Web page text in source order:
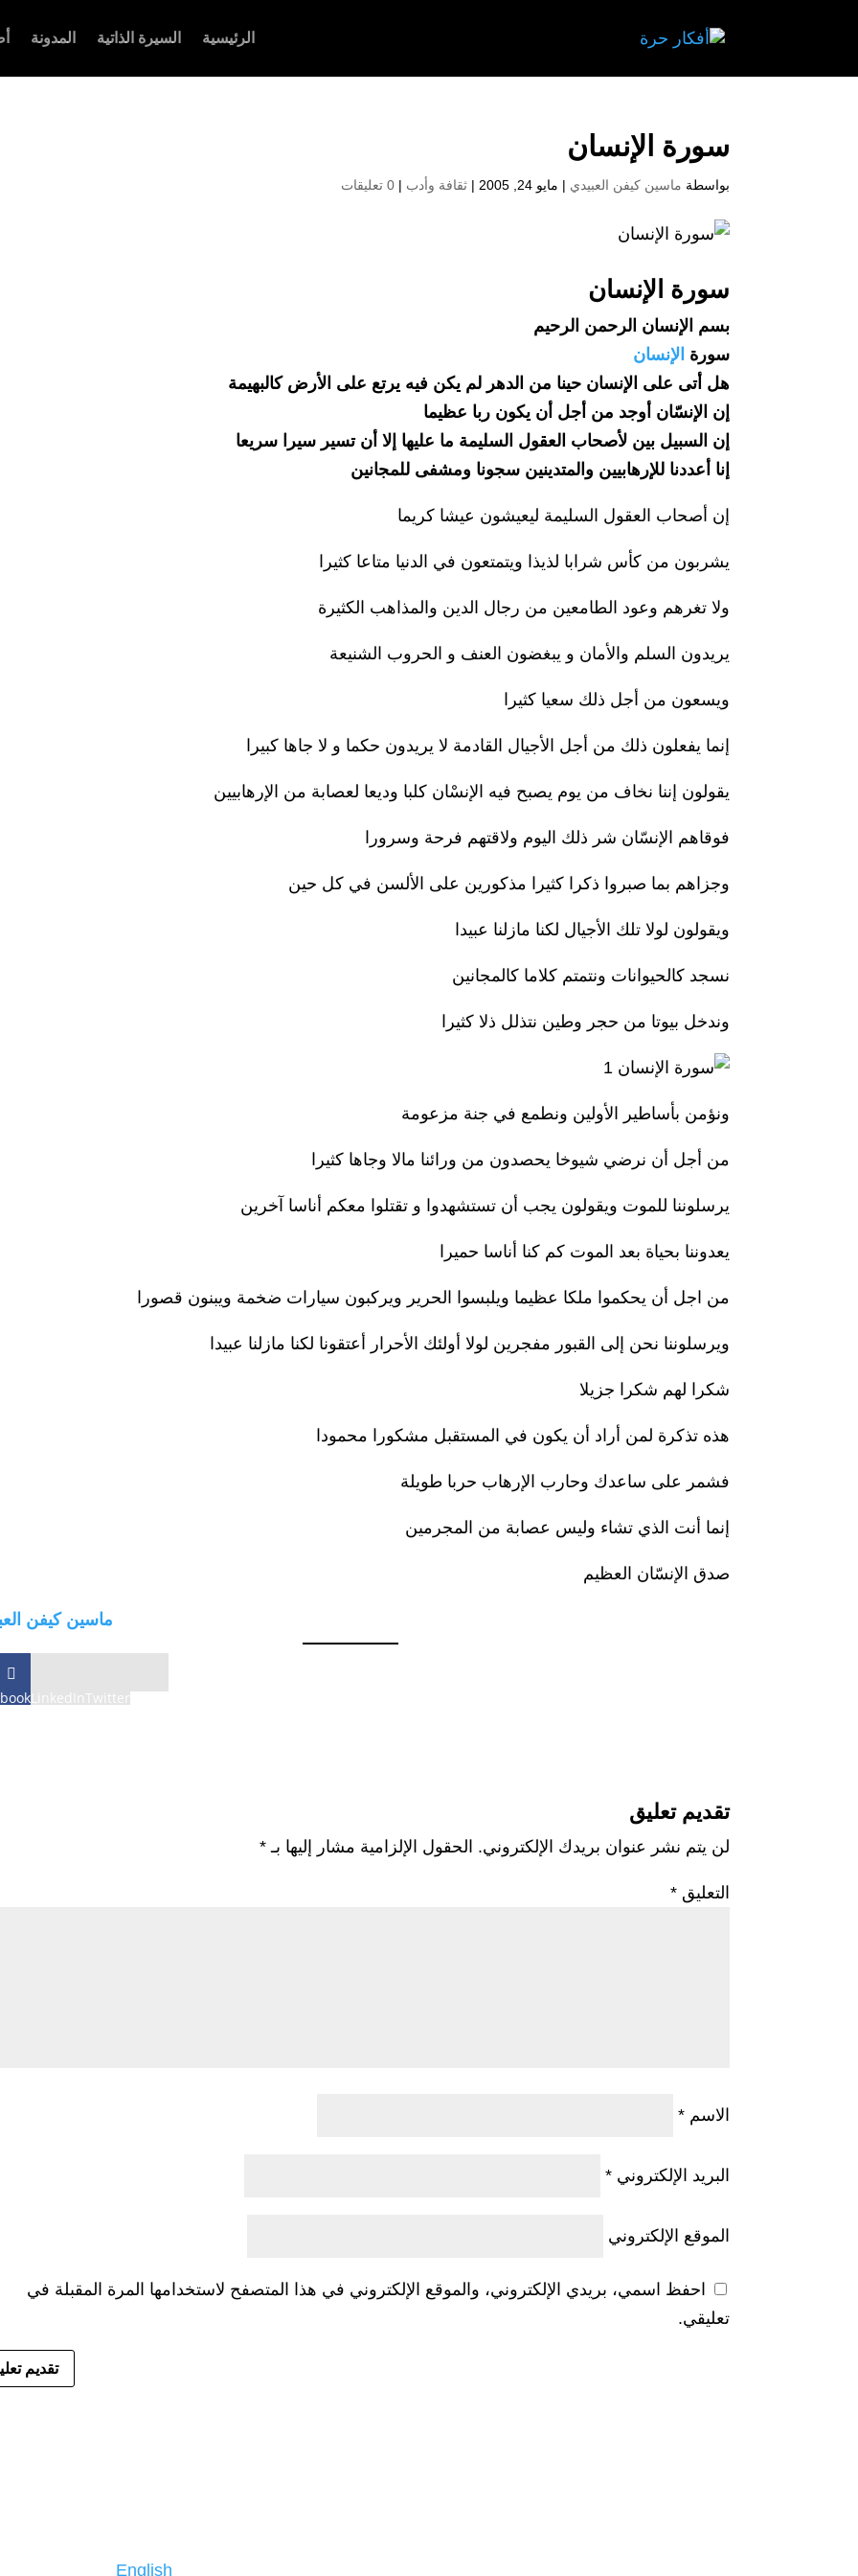
الرئيسية السيرة الذاتية المدونة
سورة الإنسان
بواسطة ماسين كيفن العبيدي | مايو 24, 2005 |ثقافة وأدب |0 تعليقات
سورة الإنسان
بسم الإنسان الرحمن الرحيم
سورة الإنسان
هل أتى على الإنسان حينا من الدهر لم يكن فيه يرتع على الأرض كالبهيمة
إن الإنسّان أوجد من أجل أن يكون ربا عظيما
إن السبيل بين لأصحاب العقول السليمة ما عليها إلا أن تسير سيرا سريعا
إنا أعددنا للإرهابيين والمتدينين سجونا ومشفى للمجانين
إن أصحاب العقول السليمة ليعيشون عيشا كريما
يشربون من كأس شرابا لذيذا ويتمتعون في الدنيا متاعا كثيرا
ولا تغرهم وعود الطامعين من رجال الدين والمذاهب الكثيرة
يريدون السلم والأمان و يبغضون العنف و الحروب الشنيعة
ويسعون من أجل ذلك سعيا كثيرا
إنما يفعلون ذلك من أجل الأجيال القادمة لا يريدون حكما و لا جاها كبيرا
يقولون إننا نخاف من يوم يصبح فيه الإنسْان كلبا وديعا لعصابة من الإرهابيين
فوقاهم الإنسّان شر ذلك اليوم ولاقتهم فرحة وسرورا
وجزاهم بما صبروا ذكرا كثيرا مذكورين على الألسن في كل حين
ويقولون لولا تلك الأجيال لكنا مازلنا عبيدا
نسجد كالحيوانات ونتمتم كلاما كالمجانين
وندخل بيوتا من حجر وطين نتذلل ذلا كثيرا
ونؤمن بأساطير الأولين ونطمع في جنة مزعومة
من أجل أن نرضي شيوخا يحصدون من ورائنا مالا وجاها كثيرا
يرسلوننا للموت ويقولون يجب أن تستشهدوا و تقتلوا معكم أناسا آخرين
يعدوننا بحياة بعد الموت كم كنا أناسا حميرا
من اجل أن يحكموا ملكا عظيما ويلبسوا الحرير ويركبون سيارات ضخمة ويبنون قصورا
ويرسلوننا نحن إلى القبور مفجرين لولا أولئك الأحرار أعتقونا لكنا مازلنا عبيدا
شكرا لهم شكرا جزيلا
هذه تذكرة لمن أراد أن يكون في المستقبل مشكورا محمودا
فشمر على ساعدك وحارب الإرهاب حربا طويلة
إنما أنت الذي تشاء وليس عصابة من المجرمين
صدق الإنسّان العظيم
ماسين كيفن
LinkedInTwitter
تقديم تعليق
لن يتم نشر عنوان بريدك الإلكتروني. الحقول الإلزامية مشار إليها بـ*
التعليق*
الاسم*
البريد الإلكتروني*
الموقع الإلكتروني
احفظ اسمي، بريدي الإلكتروني، والموقع الإلكتروني في هذا المتصفح لاستخدامها المرة المقبلة في
تعليقي.
English